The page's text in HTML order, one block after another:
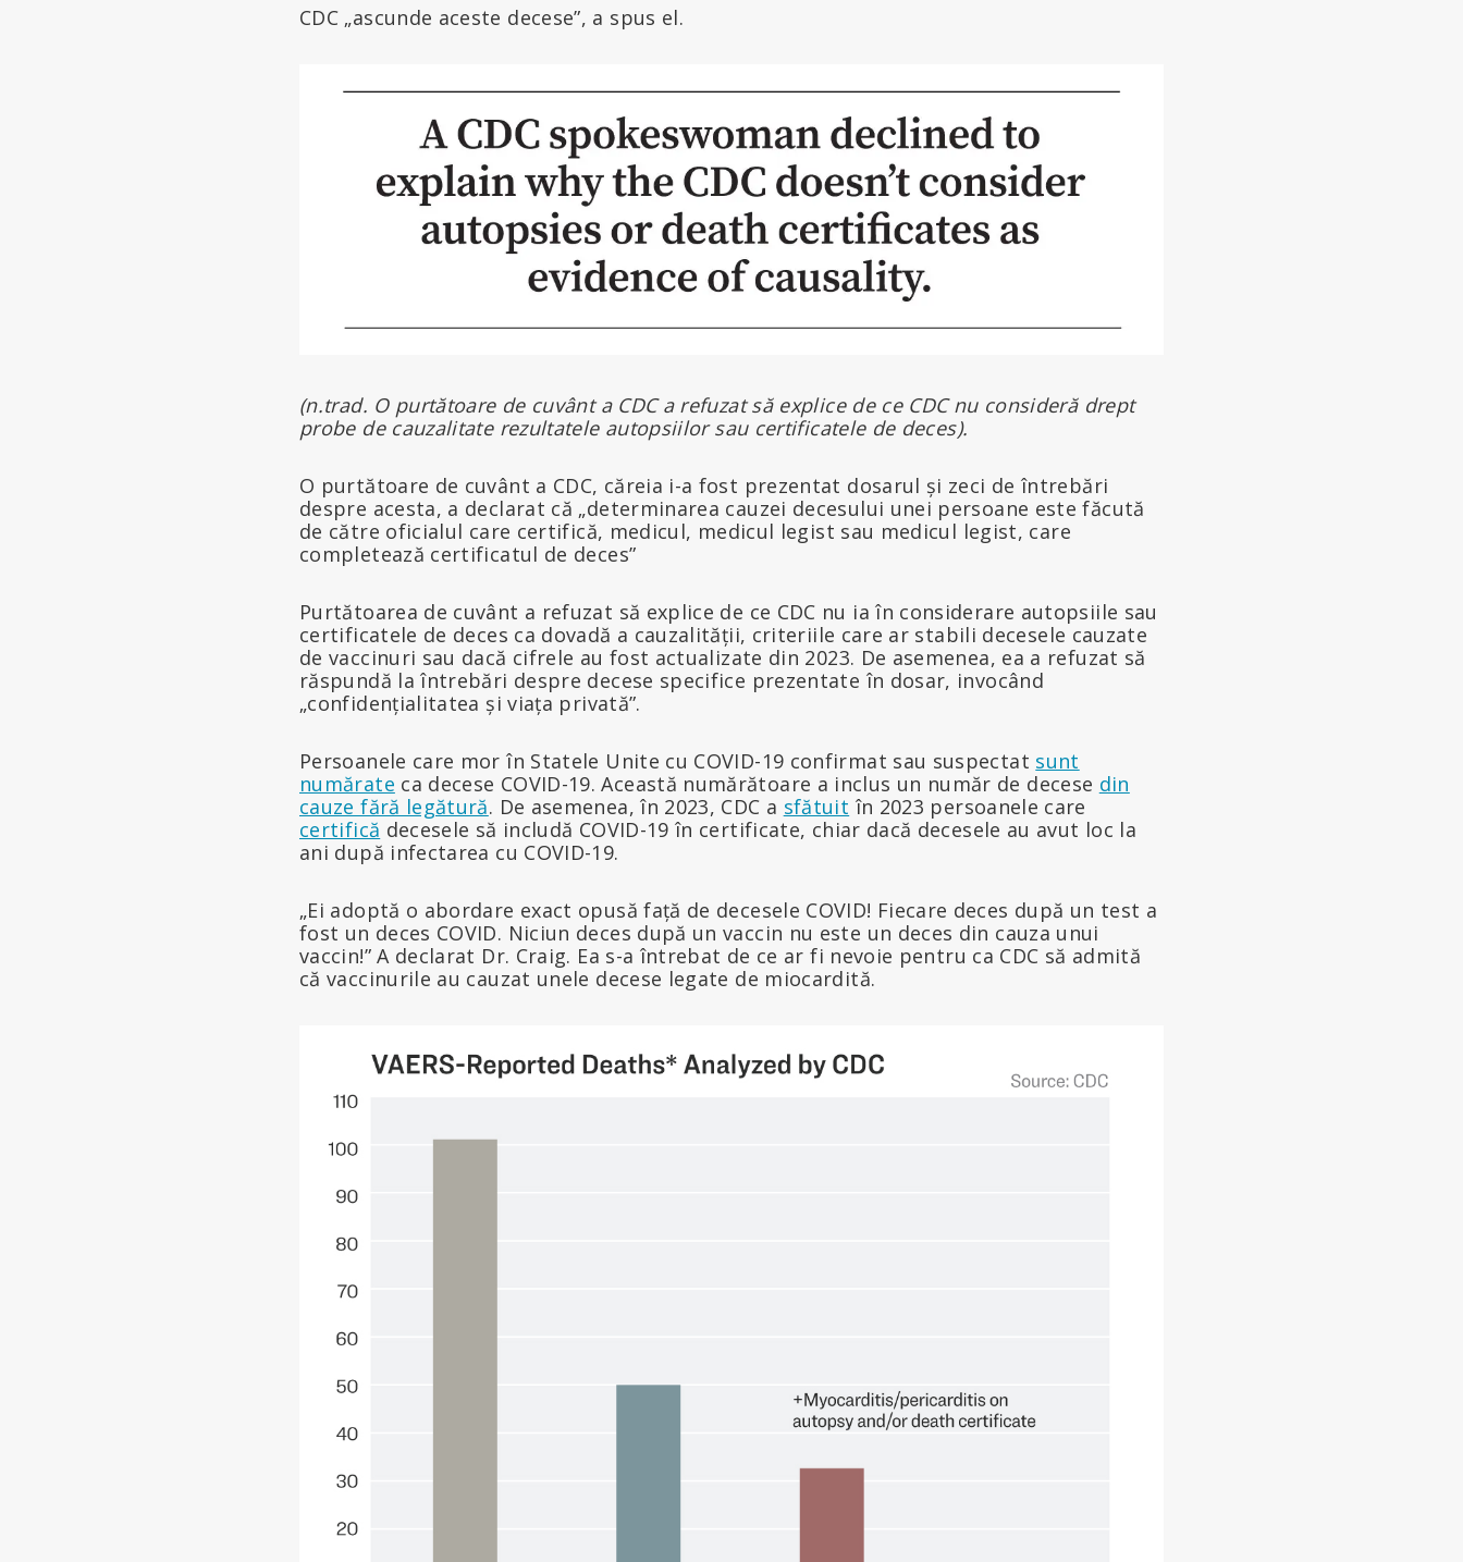
CDC „ascunde aceste decese”, a spus el.
(n.trad. O purtătoare de cuvânt a CDC a refuzat să explice de ce CDC nu consideră drept
probe de cauzalitate rezultatele autopsiilor sau certificatele de deces).
O purtătoare de cuvânt a CDC, căreia i-a fost prezentat dosarul și zeci de întrebări
despre acesta, a declarat că „determinarea cauzei decesului unei persoane este făcută
de către oficialul care certifică, medicul, medicul legist sau medicul legist, care
completează certificatul de deces”
Purtătoarea de cuvânt a refuzat să explice de ce CDC nu ia în considerare autopsiile sau
certificatele de deces ca dovadă a cauzalității, criteriile care ar stabili decesele cauzate
de vaccinuri sau dacă cifrele au fost actualizate din 2023. De asemenea, ea a refuzat să
răspundă la întrebări despre decese specifice prezentate în dosar, invocând
„confidențialitatea și viața privată”.
Persoanele care mor în Statele Unite cu COVID-19 confirmat sau suspectat sunt
numărate ca decese COVID-19. Această numărătoare a inclus un număr de decese din
cauze fără legătură. De asemenea, în 2023, CDC a sfătuit în 2023 persoanele care
certifică decesele să includă COVID-19 în certificate, chiar dacă decesele au avut loc la
ani după infectarea cu COVID-19.
„Ei adoptă o abordare exact opusă față de decesele COVID! Fiecare deces după un test a
fost un deces COVID. Niciun deces după un vaccin nu este un deces din cauza unui
vaccin!” A declarat Dr. Craig. Ea s-a întrebat de ce ar fi nevoie pentru ca CDC să admită
că vaccinurile au cauzat unele decese legate de miocardită.